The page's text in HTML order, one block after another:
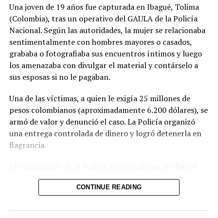
DON'T MISS
Francia anima a mujeres a denunciar violaciones tras
investigación contra famoso cantante
Una joven de 19 años fue capturada en Ibagué, Tolima
(Colombia), tras un operativo del GAULA de la Policía
Nacional. Según las autoridades, la mujer se relacionaba
sentimentalmente con hombres mayores o casados,
grababa o fotografiaba sus encuentros íntimos y luego
los amenazaba con divulgar el material y contárselo a
sus esposas si no le pagaban.
Una de las víctimas, a quien le exigía 25 millones de
pesos colombianos (aproximadamente 6.200 dólares), se
armó de valor y denunció el caso. La Policía organizó
una entrega controlada de dinero y logró detenerla en
flagrancia.
explicó que la joven “seducía con sus encantos a
hombres que tenían familia” y, una vez obtenía el
autoridades no descartan que existan más víctimas y
CONTINUE READING